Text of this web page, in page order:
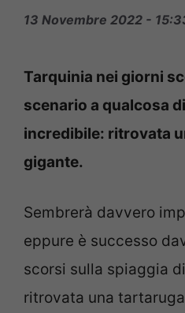
13 Novembre 2022 -
Tarquinia nei giorni
scenario a qualcosa
incredibile: ritrovata
gigante.
Sembrerà davvero
eppure è successo
scorsi sulla spiaggia
ritrovata una